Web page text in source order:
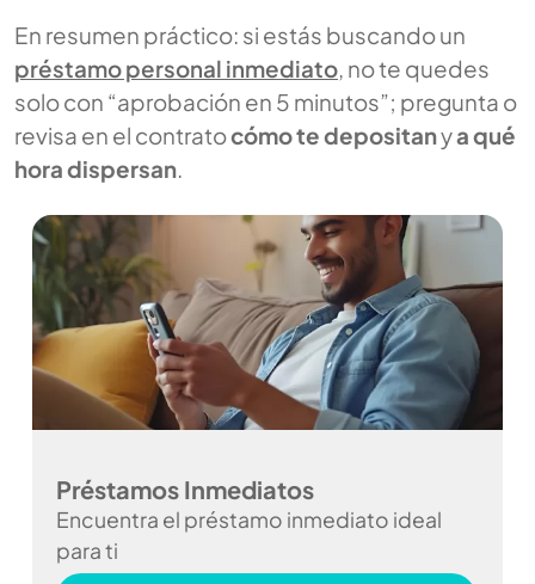
En resumen práctico: si estás buscando un
préstamo personal inmediato, no te quedes
solo con “aprobación en 5 minutos”; pregunta o
revisa en el contratocómo te depositanya qué
hora dispersan.
Préstamos Inmediatos
Encuentra el préstamo inmediato ideal
para ti